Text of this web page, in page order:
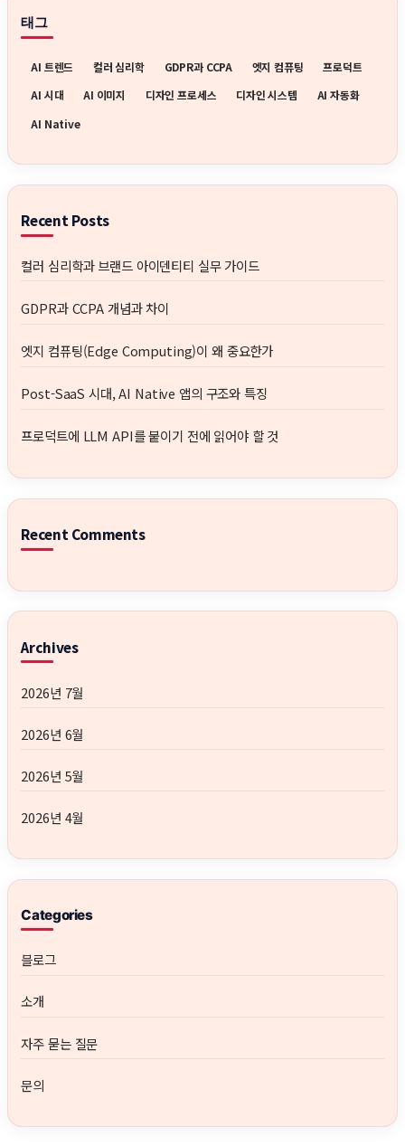
태그
AI 트렌드 컬러 심리학 GDPR과 CCPA 엣지 컴퓨팅
프로덕트
AI 시대
AI 이미지 디자인 프로세스 디자인 시스템
AI 자동화
AI Native
Recent Posts
컬러 심리학과 브랜드 아이덴티티 실무 가이드
GDPR과 CCPA 개념과 차이
엣지 컴퓨팅(Edge Computing)이 왜 중요한가
Post-SaaS 시대, AI Native 앱의 구조와 특징
프로덕트에 LLM API를 붙이기 전에 읽어야 할 것
Recent Comments
Archives
2026년 7월
2026년 6월
2026년 5월
2026년 4월
Categories
블로그
소개
자주 묻는 질문
문의